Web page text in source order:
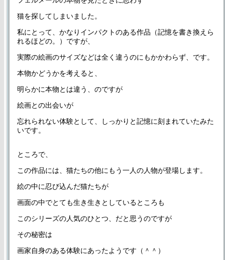
猫を探してしまいました。
私にとって、かなりインパクトのある作品（記憶を書き換えら
れるほどの。）ですが、
実際の絵画のサイズなどは全く違うのにもかかわらず、です。
本物かどうかを考えると、
明らかに本物とは違う、のですが
絵画との出会いが
忘れられない体験として、しっかりと記憶に刻まれていたみた
いです。
ところで、
この作品には、猫たちの他にもう一人の人物が登場します。
絵の中に忍び込んだ猫たちが
画面の中でとても生き生きとしているところも
このシリーズの人気のひとつ、だと思うのですが
その秘密は
画家自身のある体験にあったようです（＾＾）